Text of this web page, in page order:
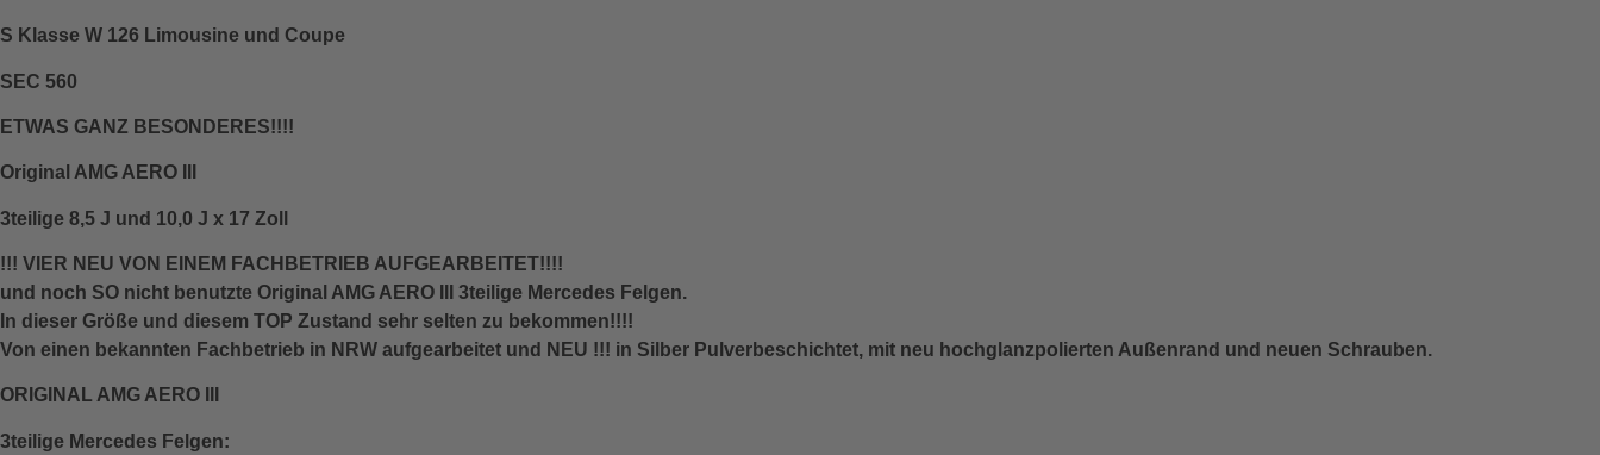
S Klasse W 126 Limousine und Coupe
SEC 560
ETWAS GANZ BESONDERES!!!!
Original AMG AERO III
3teilige 8,5 J und 10,0 J x 17 Zoll
!!! VIER NEU VON EINEM FACHBETRIEB AUFGEARBEITET!!!!
und noch SO nicht benutzte Original AMG AERO III 3teilige Mercedes Felgen.
In dieser Größe und diesem TOP Zustand sehr selten zu bekommen!!!!
Von einen bekannten Fachbetrieb in NRW aufgearbeitet und NEU !!! in Silber Pulverbeschichtet, mit neu hochglanzpolierten Außenrand und neuen Schrauben.
ORIGINAL AMG AERO III
3teilige Mercedes Felgen: